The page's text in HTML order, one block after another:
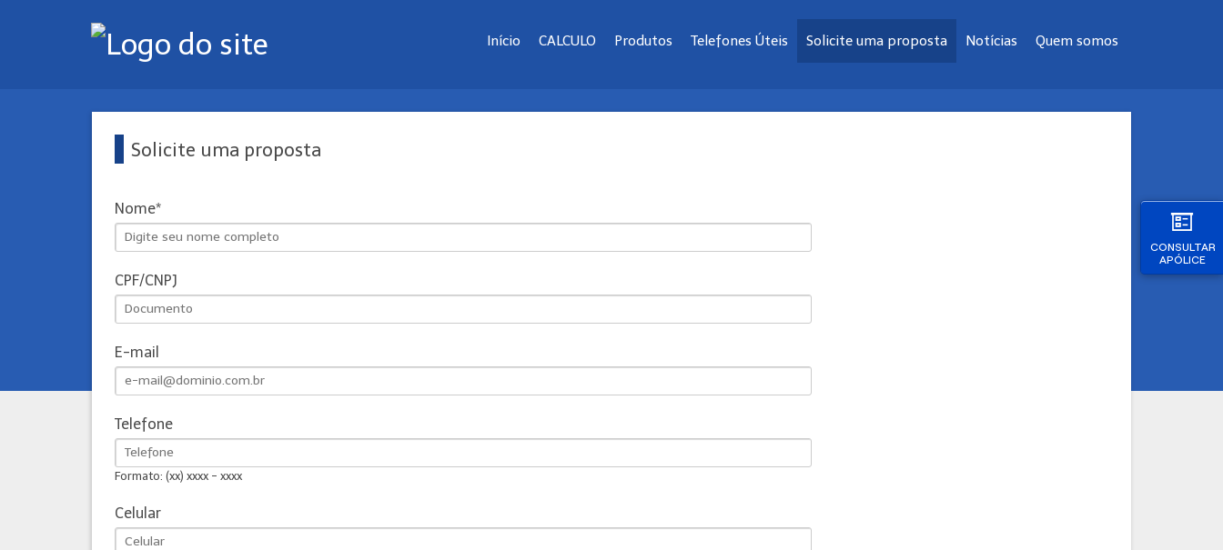
CONSULTAR
APÓLICE
Início CALCULO Produtos Telefones Úteis Solicite uma proposta Notícias Quem somos
Solicite uma proposta
Nome
CPF/CNPJ
E-mail
Telefone
Formato: (xx) xxxx - xxxx
Celular